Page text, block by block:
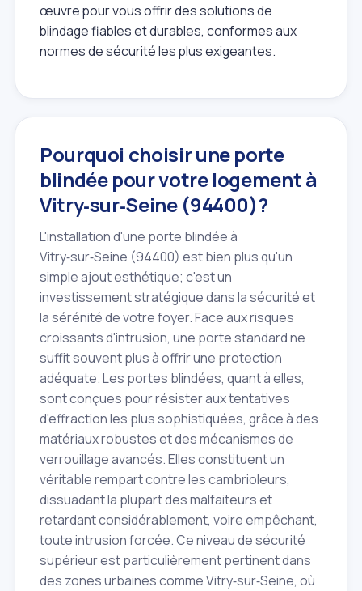
œuvre pour vous offrir des solutions de
blindage fiables et durables, conformes aux
normes de sécurité les plus exigeantes.
Pourquoi choisir une porte
blindée pour votre logement à
Vitry‑sur‑Seine (94400)?
L'installation d'une porte blindée à
Vitry‑sur‑Seine (94400) est bien plus qu'un
simple ajout esthétique; c'est un
investissement stratégique dans la sécurité et
la sérénité de votre foyer. Face aux risques
croissants d'intrusion, une porte standard ne
suffit souvent plus à offrir une protection
adéquate. Les portes blindées, quant à elles,
sont conçues pour résister aux tentatives
d'effraction les plus sophistiquées, grâce à des
matériaux robustes et des mécanismes de
verrouillage avancés. Elles constituent un
véritable rempart contre les cambrioleurs,
dissuadant la plupart des malfaiteurs et
retardant considérablement, voire empêchant,
toute intrusion forcée. Ce niveau de sécurité
supérieur est particulièrement pertinent dans
des zones urbaines comme Vitry‑sur‑Seine, où